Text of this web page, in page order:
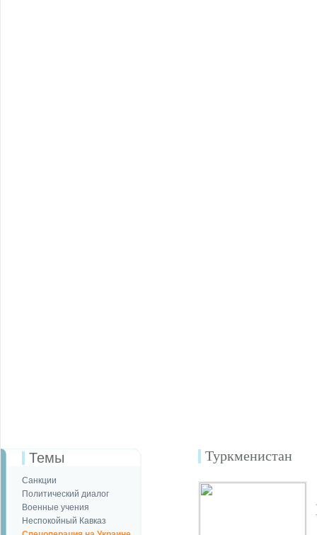
Темы
Санкции
Политический диалог
Военные учения
Неспокойный Кавказ
Туркменистан